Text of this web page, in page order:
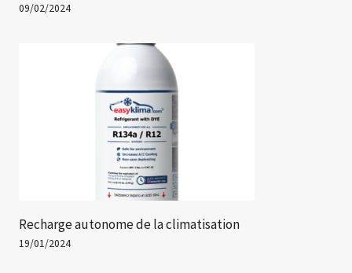
09/02/2024
Recharge autonome de la climatisation
19/01/2024